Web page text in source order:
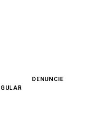
DENUNCIE